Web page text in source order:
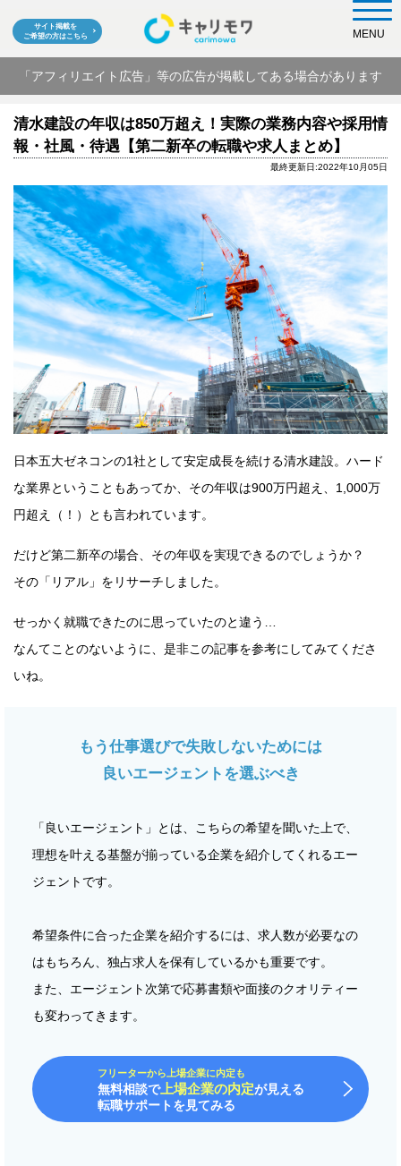
サイト掲載を
ご希望の方はこちら
「アフィリエイト広告」等の広告が掲載してある場合があります
MENU
清水建設の年収は850万超え！実際の業務内容や採用情
報・社風・待遇【第二新卒の転職や求人まとめ】
最終更新日:2022年10月05日
日本五大ゼネコンの1社として安定成長を続ける清水建設。ハード
な業界ということもあってか、その年収は900万円超え、1,000万
円超え（！）とも言われています。
だけど第二新卒の場合、その年収を実現できるのでしょうか？
その「リアル」をリサーチしました。
せっかく就職できたのに思っていたのと違う…
なんてことのないように、是非この記事を参考にしてみてくださ
いね。
もう仕事選びで失敗しないためには
良いエージェントを選ぶべき
「良いエージェント」とは、こちらの希望を聞いた上で、
理想を叶える基盤が揃っている企業を紹介してくれるエー
ジェントです。
希望条件に合った企業を紹介するには、求人数が必要なの
はもちろん、独占求人を保有しているかも重要です。
また、エージェント次第で応募書類や面接のクオリティー
も変わってきます。
フリーターから上場企業に内定も
無料相談で上場企業の内定が見える
転職サポートを見てみる